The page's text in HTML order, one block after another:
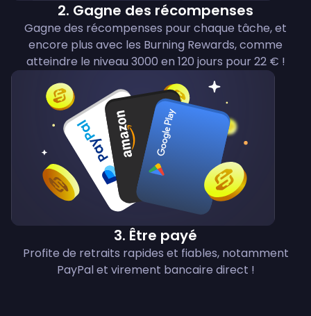
2. Gagne des récompenses
Gagne des récompenses pour chaque tâche, et
encore plus avec les Burning Rewards, comme
atteindre le niveau 3000 en 120 jours pour 22 € !
3. Être payé
Profite de retraits rapides et fiables, notamment
PayPal et virement bancaire direct !